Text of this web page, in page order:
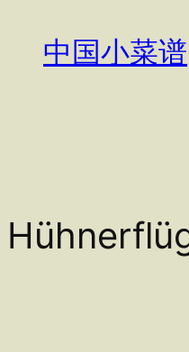
Inhalt
springen中国小菜谱